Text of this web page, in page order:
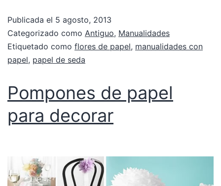
Publicada el 5 agosto, 2013
Categorizado como Antiguo, Manualidades
Etiquetado como flores de papel, manualidades con
papel, papel de seda
Pompones de papel
para decorar